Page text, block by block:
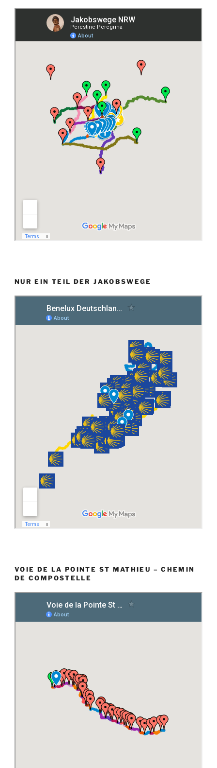
NUR EIN TEIL DER JAKOBSWEGE
VOIE DE LA POINTE ST MATHIEU – CHEMIN
DE COMPOSTELLE